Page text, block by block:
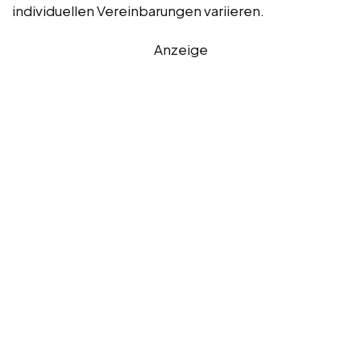
individuellen Vereinbarungen variieren.
Anzeige